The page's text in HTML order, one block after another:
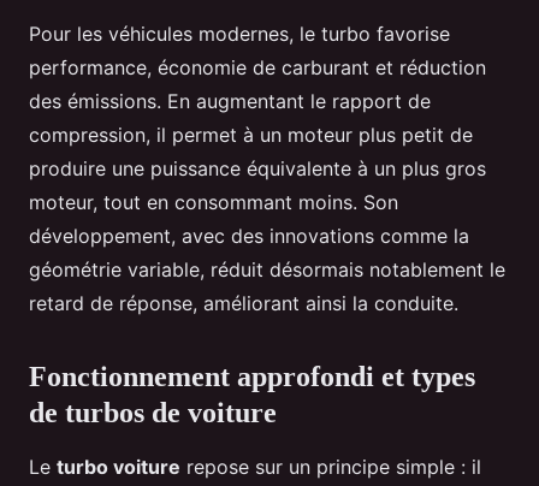
Pour les véhicules modernes, le turbo favorise
performance, économie de carburant et réduction
des émissions. En augmentant le rapport de
compression, il permet à un moteur plus petit de
produire une puissance équivalente à un plus gros
moteur, tout en consommant moins. Son
développement, avec des innovations comme la
géométrie variable, réduit désormais notablement le
retard de réponse, améliorant ainsi la conduite.
Fonctionnement approfondi et types
de turbos de voiture
Le turbo voiture repose sur un principe simple : il